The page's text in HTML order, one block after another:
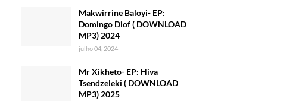
Makwirrine Baloyi- EP:
Domingo Diof ( DOWNLOAD
MP3) 2024
julho 04, 2024
Mr Xikheto- EP: Hiva
Tsendzeleki ( DOWNLOAD
MP3) 2025